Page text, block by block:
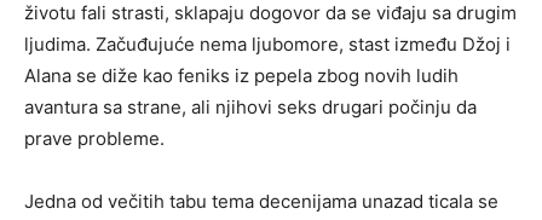
životu fali strasti, sklapaju dogovor da se viđaju sa drugim
ljudima. Začuđujuće nema ljubomore, stast između Džoj i
Alana se diže kao feniks iz pepela zbog novih ludih
avantura sa strane, ali njihovi seks drugari počinju da
prave probleme.
Jedna od večitih tabu tema decenijama unazad ticala se